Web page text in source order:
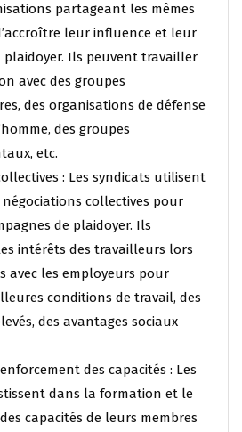
partageant les mêmes
leur influence et leur
Ils peuvent travailler
avec des groupes
des organisations de défense
des groupes
etc.
: Les syndicats utilisent
collectives pour
de plaidoyer. Ils
intérêts des travailleurs lors
avec les employeurs pour
conditions de travail, des
des avantages sociaux
des capacités : Les
dans la formation et le
capacités de leurs membres